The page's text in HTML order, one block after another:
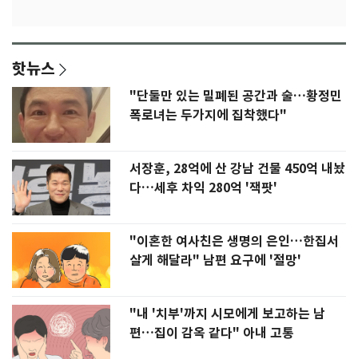
핫뉴스
"단둘만 있는 밀폐된 공간과 술…황정민
폭로녀는 두가지에 집착했다"
서장훈, 28억에 산 강남 건물 450억 내놨
다…세후 차익 280억 '잭팟'
"이혼한 여사친은 생명의 은인…한집서
살게 해달라" 남편 요구에 '절망'
"내 '치부'까지 시모에게 보고하는 남
편…집이 감옥 같다" 아내 고통